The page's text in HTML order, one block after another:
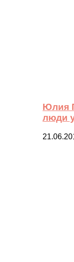
Юлия
люди